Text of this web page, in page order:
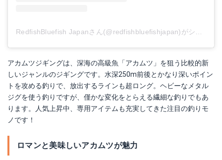
アカムツジギングは、深海の高級魚「アカムツ」を狙う比較的新
しいジャンルのジギングです。水深250m前後とかなり深いポイン
トを攻める釣りで、放出するラインも超ロング。ヘビーなメタル
ジグを使う釣りですが、僅かな変化をとらえる繊細な釣りでもあ
ります。人気上昇中、専用アイテムも充実してきた注目の釣りモ
ノです！
ロマンと美味しいアカムツが魅力